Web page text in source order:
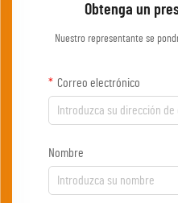
Obtenga un
Nuestro representante se
Correo electrónico
Nombre